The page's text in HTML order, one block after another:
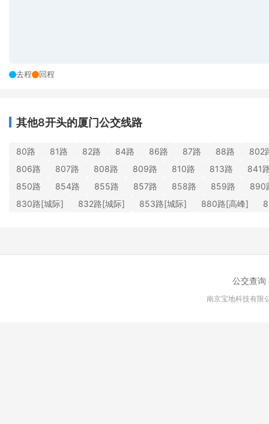
去程 回程
其他8开头的厦门公交线路
80路 81路 82路 84路 86路 87路 88路
802
806路
807路 808路 809路 810路 813路
841
850路
854路 855路 857路 858路 859路
890
830路[城际]
832路[城际] 853路[城际] 880路[高峰]
公交查询
南京宝地科技有限